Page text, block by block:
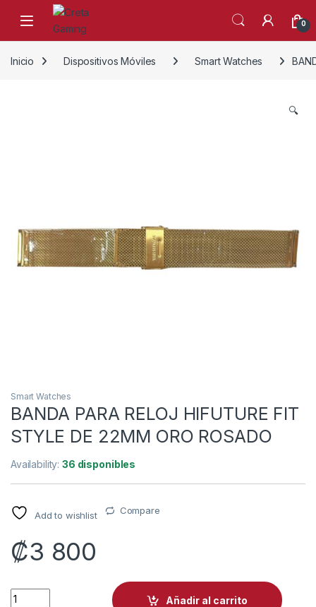
Skip to navigation
Skip to content
0
Inicio Dispositivos Móviles Smart Watches
🔍
Smart Watches
BANDA PARA RELOJ HIFUTURE FIT
STYLE DE 22MM ORO ROSADO
Availability:36 disponibles
Add to wishlist Compare
₡3 800
BANDA PARA RELOJ HIFUTURE FIT STYLE DE 22MM ORO
Añadir al carrito